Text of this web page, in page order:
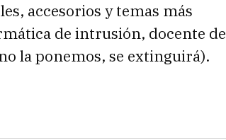
accesorios y temas más
de intrusión, docente de
la ponemos, se extinguirá).